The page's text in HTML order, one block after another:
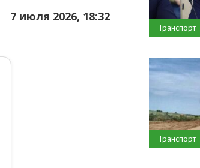
7 июля 2026, 18:32
Транспорт
Транспорт